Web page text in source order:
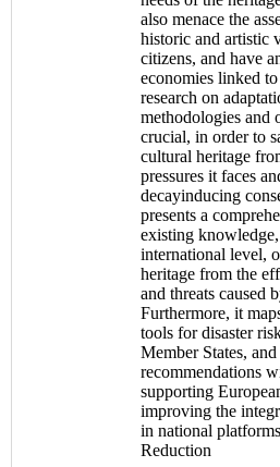
also menace the
historic and artistic
citizens, and have
economies linked
research on
methodologies and
crucial, in order to
cultural heritage
pressures it faces
decayinducing
presents a
existing
international level,
heritage from the
and threats caused
Furthermore, it
tools for disaster
Member States,
recommendations
supporting
improving the
in national
Reduction